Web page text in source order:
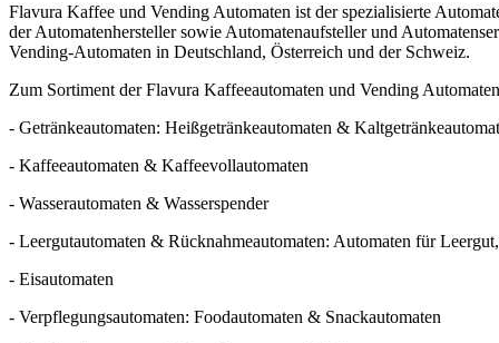
Flavura Kaffee und Vending Automaten ist der spezialisierte
der Automatenhersteller sowie Automatenaufsteller und
Vending-Automaten in Deutschland, Österreich und der Schweiz.
Zum Sortiment der Flavura Kaffeeautomaten und Vending
- Getränkeautomaten: Heißgetränkeautomaten &
- Kaffeeautomaten & Kaffeevollautomaten
- Wasserautomaten & Wasserspender
- Leergutautomaten & Rücknahmeautomaten: Automaten für
- Eisautomaten
- Verpflegungsautomaten: Foodautomaten & Snackautomaten